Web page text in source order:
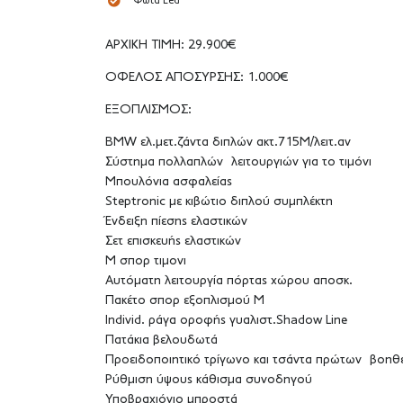
ΑΡΧΙΚΗ ΤΙΜΗ: 29.900€
ΟΦΕΛΟΣ ΑΠΟΣΥΡΣΗΣ: 1.000€
ΕΞΟΠΛΙΣΜΟΣ:
BMW ελ.μετ.ζάντα διπλών ακτ.715M/λειτ.αν
Σύστημα πολλαπλών λειτουργιών για το τιμόνι
Μπουλόνια ασφαλείας
Steptronic με κιβώτιο διπλού συμπλέκτη
Ένδειξη πίεσης ελαστικών
Σετ επισκευής ελαστικών
M σπορ τιμονι
Αυτόματη λειτουργία πόρτας χώρου αποσκ.
Πακέτο σπορ εξοπλισμού M
Individ. ράγα οροφής γυαλιστ.Shadow Line
Πατάκια βελουδωτά
Προειδοποιητικό τρίγωνο και τσάντα πρώτων
Ρύθμιση ύψους κάθισμα συνοδηγού
Υποβραχιόνιο μπροστά